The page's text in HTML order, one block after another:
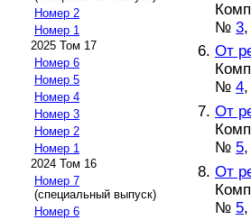
Номер 2
Номер 1
2025 Том 17
Номер 6
Номер 5
Номер 4
Номер 3
Номер 2
Номер 1
2024 Том 16
Номер 7
(специальный выпуск)
Номер 6
№ 3
От
№ 4
От
№ 5
От
№ 5